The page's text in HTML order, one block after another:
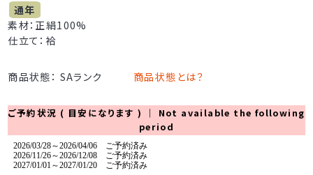
通年
素材：正絹100%
仕立て：袷
商品状態： SAランク 商品状態とは？
ご予約状況 ( 目安になります ) ｜ Not available the following
period